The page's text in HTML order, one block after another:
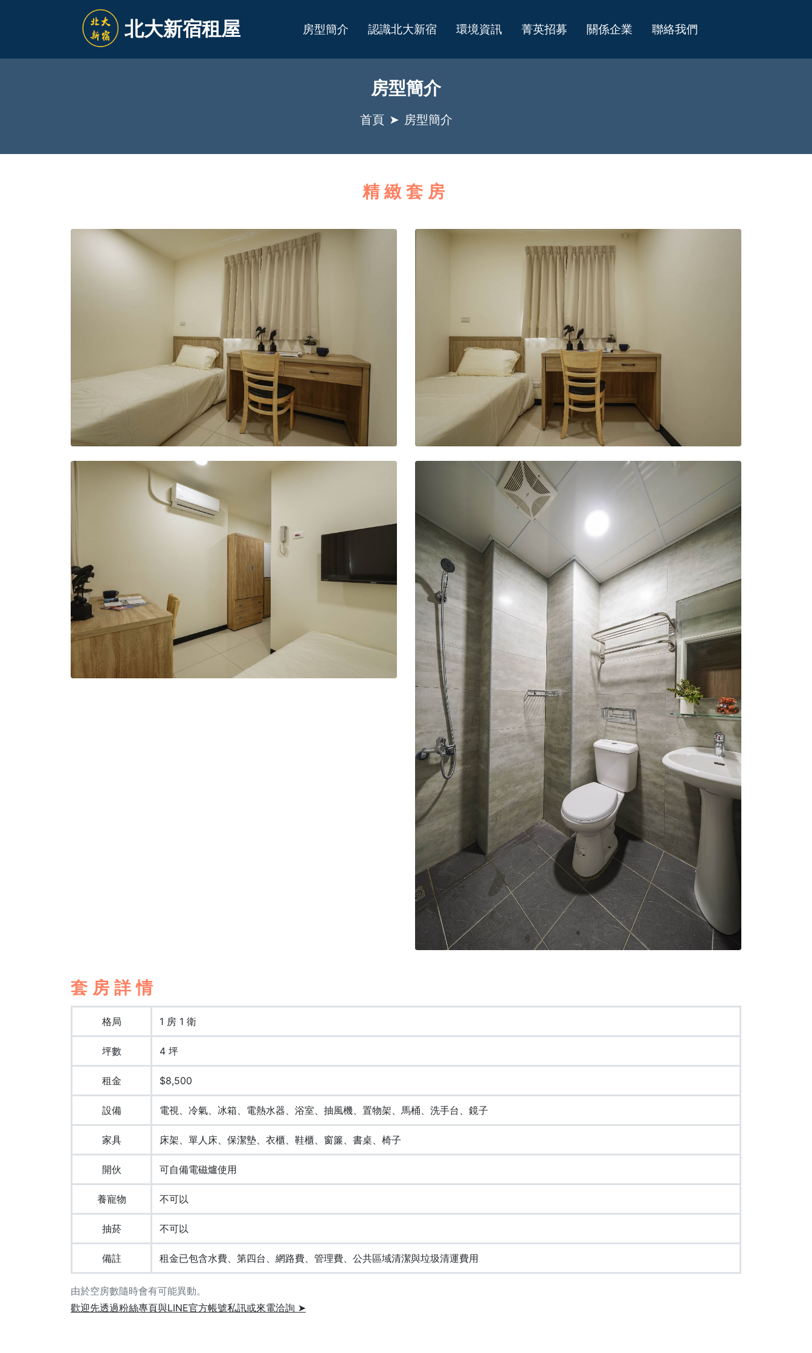
北大新宿租屋 房型簡介 認識北大新宿 環境資訊 菁英招募 關係企業 聯絡我們
房型簡介
首頁 房型簡介
精緻套房
套房詳情
由於空房數隨時會有可能異動。
歡迎先透過粉絲專頁與LINE官方帳號私訊或來電洽詢 ➤
格局 1 房 1 衛
坪數 4 坪
租金 $8,500
設備 電視、冷氣、冰箱、電熱水器、浴室、抽風機、置物架、馬桶、洗手台、鏡子
家具 床架、單人床、保潔墊、衣櫃、鞋櫃、窗簾、書桌、椅子
開伙 可自備電磁爐使用
養寵物 不可以
抽菸 不可以
備註 租金已包含水費、第四台、網路費、管理費、公共區域清潔與垃圾清運費用